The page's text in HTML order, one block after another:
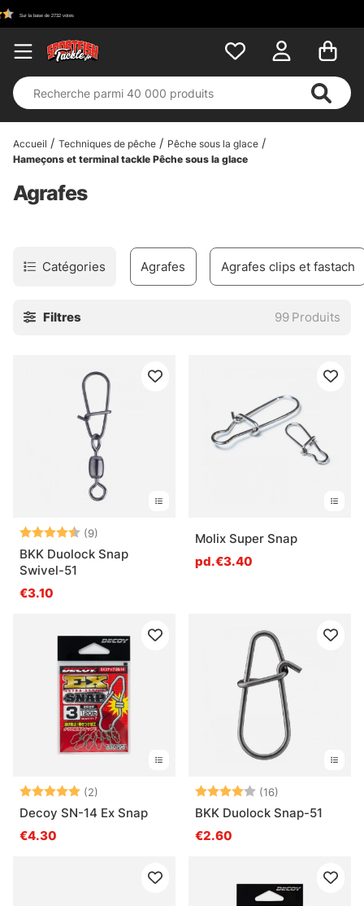
Accueil Techniques de pêche
Pêche sous la glace
Hameçons et terminal tackle Pêche sous la glace
Agrafes
Catégories Agrafes Agrafes clips et fastach
Filtres 99 Produits
Note: (9)
BKK Duolock Snap
Swivel-51
€3.10
Molix Super Snap
pd.€3.40
Note: (2)
Decoy SN-14 Ex Snap
€4.30
Note: (16)
BKK Duolock Snap-51
€2.60